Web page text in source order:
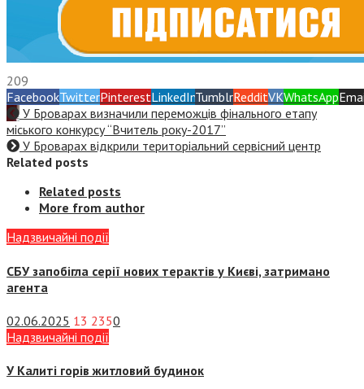
209
FacebookTwitterPinterestLinkedInTumblrRedditVKWhatsApp
У Броварах визначили переможців фінального етапу
міського конкурсу “Вчитель року-2017”
У Броварах відкрили територіальний сервісний центр
Related posts
Related posts
More from author
Надзвичайні події
СБУ запобігла серії нових терактів у Києві, затримано
агента
02.06.2025 13 2350
Надзвичайні події
У Калиті горів житловий будинок